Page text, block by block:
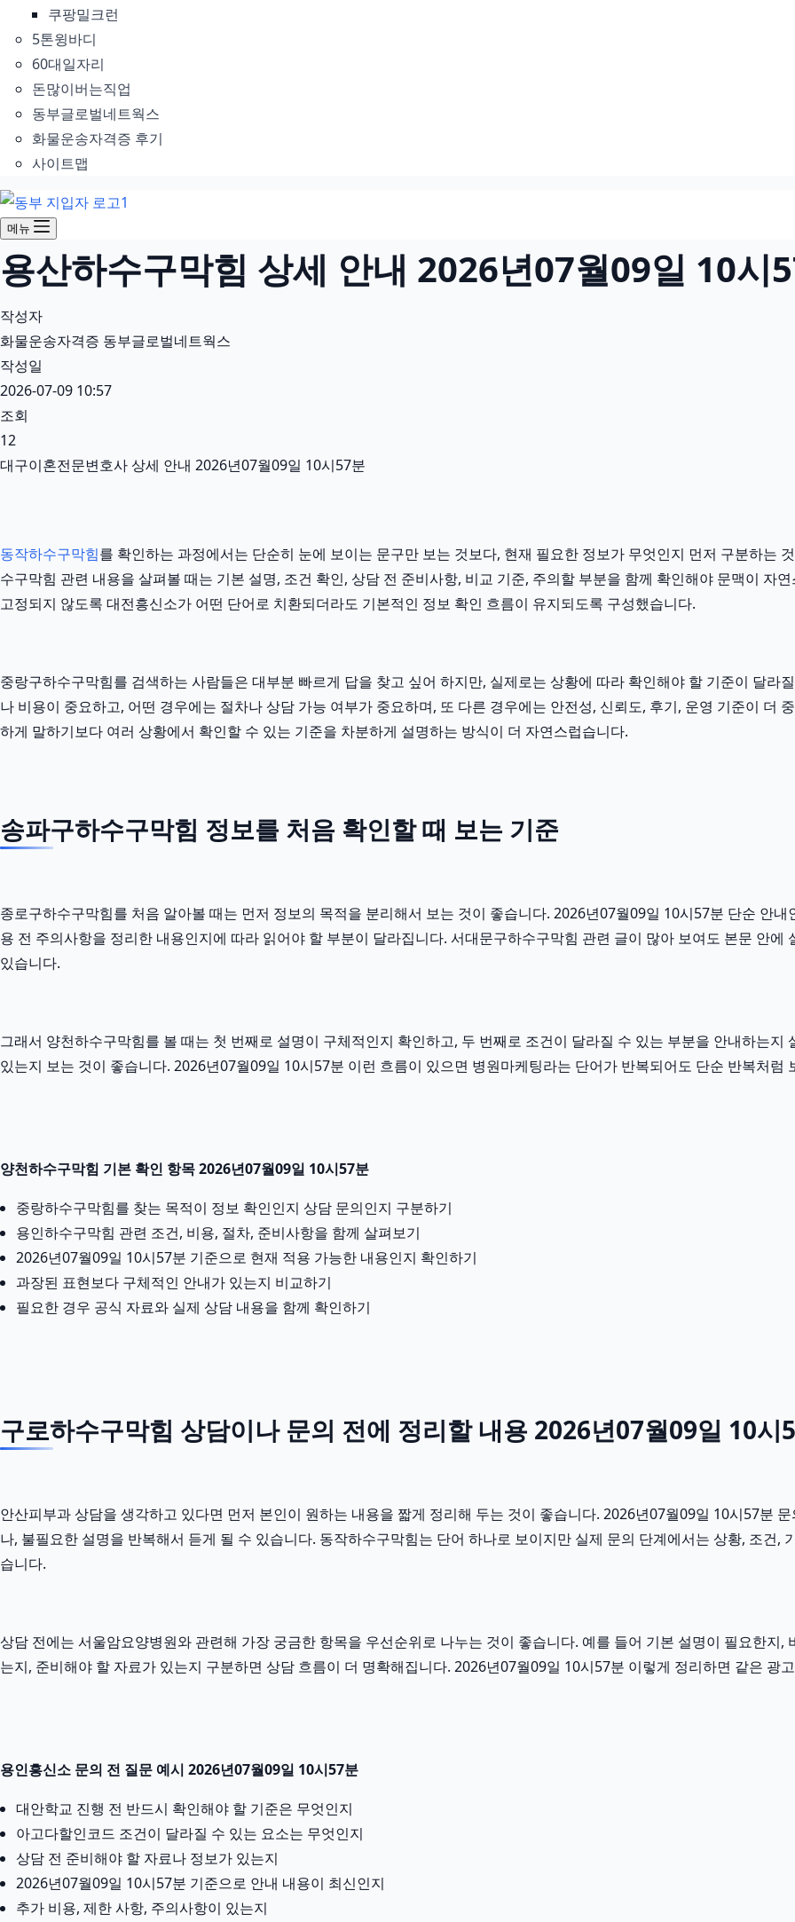
쿠팡밀크런
5톤윙바디
60대일자리
돈많이버는직업
동부글로벌네트웍스
화물운송자격증 후기
사이트맵
메뉴
용산하수구막힘 상세 안내 2026년07월09일 10시
작성자
화물운송자격증 동부글로벌네트웍스
작성일
2026-07-09 10:57
조회
12
대구이혼전문변호사 상세 안내 2026년07월09일 10시57분
동작하수구막힘를 확인하는 과정에서는 단순히 눈에 보이는 문구만 보는 것보다, 현재 필요한 정보가 무엇인지 먼저 구분하는
수구막힘 관련 내용을 살펴볼 때는 기본 설명, 조건 확인, 상담 전 준비사항, 비교 기준, 주의할 부분을 함께 확인해야 문맥이 자
고정되지 않도록 대전흥신소가 어떤 단어로 치환되더라도 기본적인 정보 확인 흐름이 유지되도록 구성했습니다.
중랑구하수구막힘를 검색하는 사람들은 대부분 빠르게 답을 찾고 싶어 하지만, 실제로는 상황에 따라 확인해야 할 기준이 달
나 비용이 중요하고, 어떤 경우에는 절차나 상담 가능 여부가 중요하며, 또 다른 경우에는 안전성, 신뢰도, 후기, 운영 기준이 더
하게 말하기보다 여러 상황에서 확인할 수 있는 기준을 차분하게 설명하는 방식이 더 자연스럽습니다.
송파구하수구막힘 정보를 처음 확인할 때 보는 기준
종로구하수구막힘를 처음 알아볼 때는 먼저 정보의 목적을 분리해서 보는 것이 좋습니다. 2026년07월09일 10시57분 단순 안
용 전 주의사항을 정리한 내용인지에 따라 읽어야 할 부분이 달라집니다. 서대문구하수구막힘 관련 글이 많아 보여도 본문 안
있습니다.
그래서 양천하수구막힘를 볼 때는 첫 번째로 설명이 구체적인지 확인하고, 두 번째로 조건이 달라질 수 있는 부분을 안내하는
있는지 보는 것이 좋습니다. 2026년07월09일 10시57분 이런 흐름이 있으면 병원마케팅라는 단어가 반복되어도 단순 반복처
양천하수구막힘 기본 확인 항목 2026년07월09일 10시57분
중랑하수구막힘를 찾는 목적이 정보 확인인지 상담 문의인지 구분하기
용인하수구막힘 관련 조건, 비용, 절차, 준비사항을 함께 살펴보기
2026년07월09일 10시57분 기준으로 현재 적용 가능한 내용인지 확인하기
과장된 표현보다 구체적인 안내가 있는지 비교하기
필요한 경우 공식 자료와 실제 상담 내용을 함께 확인하기
구로하수구막힘 상담이나 문의 전에 정리할 내용 2026년07월09일 10시
안산피부과 상담을 생각하고 있다면 먼저 본인이 원하는 내용을 짧게 정리해 두는 것이 좋습니다. 2026년07월09일 10시57분
나, 불필요한 설명을 반복해서 듣게 될 수 있습니다. 동작하수구막힘는 단어 하나로 보이지만 실제 문의 단계에서는 상황, 조건,
습니다.
상담 전에는 서울암요양병원와 관련해 가장 궁금한 항목을 우선순위로 나누는 것이 좋습니다. 예를 들어 기본 설명이 필요한지
는지, 준비해야 할 자료가 있는지 구분하면 상담 흐름이 더 명확해집니다. 2026년07월09일 10시57분 이렇게 정리하면 같은 광
용인흥신소 문의 전 질문 예시 2026년07월09일 10시57분
대안학교 진행 전 반드시 확인해야 할 기준은 무엇인지
아고다할인코드 조건이 달라질 수 있는 요소는 무엇인지
상담 전 준비해야 할 자료나 정보가 있는지
2026년07월09일 10시57분 기준으로 안내 내용이 최신인지
추가 비용, 제한 사항, 주의사항이 있는지